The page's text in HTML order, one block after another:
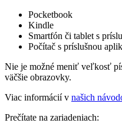
Pocketbook
Kindle
Smartfón či tablet s
Počítač s príslušnou
Nie je možné meniť veľkosť
väčšie obrazovky.
Viac informácií v našich
Prečítate na zariadeniach: